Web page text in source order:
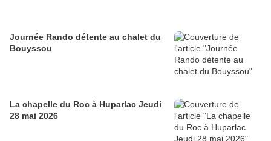
Journée Rando détente au chalet du
Bouyssou
La chapelle du Roc à Huparlac Jeudi
28 mai 2026